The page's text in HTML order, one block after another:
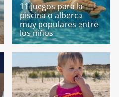
11 juegos para la
piscina o alberca
muy populares entre
los niños